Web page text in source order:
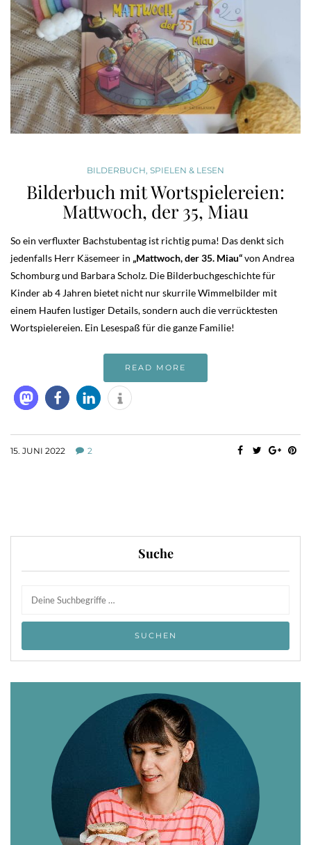
BILDERBUCH SPIELEN & LESEN
Bilderbuch mit Wortspielereien:
Mattwoch, der 35, Miau
So ein verfluxter Bachstubentag ist richtig puma! Das denkt sich
jedenfalls Herr Käsemeer in „Mattwoch, der 35. Miau“von Andrea
Schomburg und Barbara Scholz. Die Bilderbuchgeschichte für
Kinder ab 4 Jahren bietet nicht nur skurrile Wimmelbilder mit
einem Haufen lustiger Details, sondern auch die verrücktesten
Wortspielereien. Ein Lesespaß für die ganze Familie!
READ MORE
15. JUNI 2022 2
Suche